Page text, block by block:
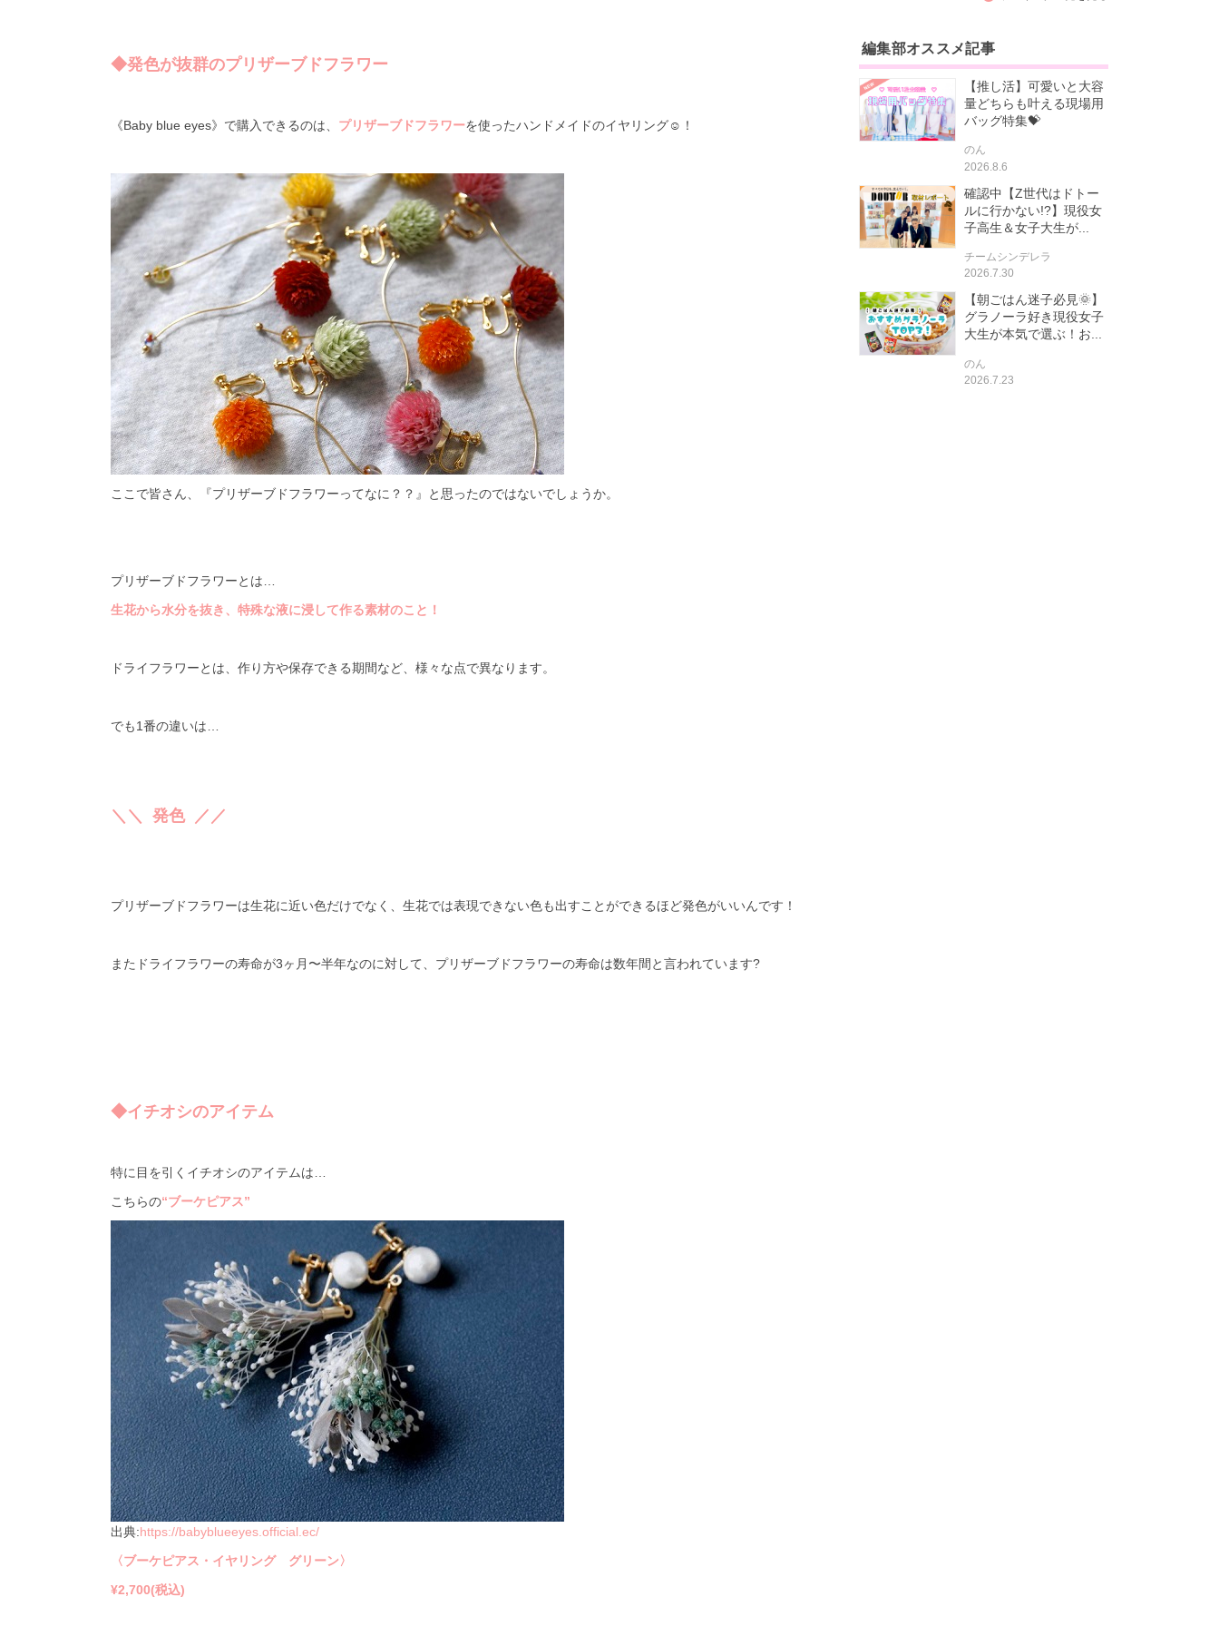
◆発色が抜群のプリザーブドフラワー
《Baby blue eyes》で購入できるのは、 プリザーブドフラワーを使ったハンドメイドのイヤリング☺ ！
ここで皆さん、『プリザーブドフラワーってなに？？』と思ったのではないでしょうか。
プリザーブドフラワーとは…
生花から水分を抜き、特殊な液に浸して作る素材のこと！
ドライフラワーとは、作り方や保存できる期間など、様々な点で異なります。
でも1番の違いは…
＼＼ 発色 ／／
プリザーブドフラワーは生花に近い色だけでなく、生花では表現できない色も出すことができるほど発色がいいんです！
またドライフラワーの寿命が3ヶ月〜半年なのに対して、プリザーブドフラワーの寿命は数年間と言われています?
◆イチオシのアイテム
特に目を引くイチオシのアイテムは…
こちらの“ブーケピアス”
出典:https://babyblueeyes.official.ec/
〈ブーケピアス・イヤリング グリーン〉
¥2,700(税込)
編集部オススメ記事
【推し活】可愛いと大容
量どちらも叶える現場用
バッグ特集💝
のん
2026.8.6
確認中【Z世代はドトー
ルに行かない!?】現役女
子高生＆女子大生が...
チームシンデレラ
2026.7.30
【朝ごはん迷子必見🌞】
グラノーラ好き現役女子
大生が本気で選ぶ！お...
のん
2026.7.23